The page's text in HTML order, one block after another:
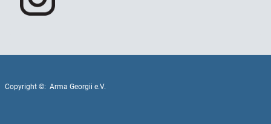
Copyright ©: Arma Georgii e.V.